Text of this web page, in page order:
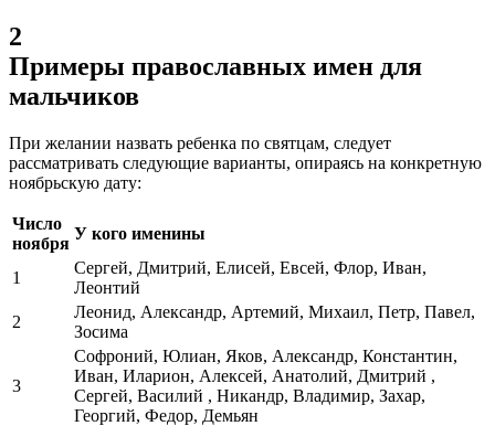
2
Примеры православных имен для
мальчиков
При желании назвать ребенка по святцам, следует
рассматривать следующие варианты, опираясь на конкретную
ноябрьскую дату:
Число
ноября
У кого именины
1
Сергей, Дмитрий, Елисей, Евсей, Флор, Иван,
Леонтий
2
Леонид, Александр, Артемий, Михаил, Петр, Павел,
Зосима
3
Софроний, Юлиан, Яков, Александр, Константин,
Иван, Иларион, Алексей, Анатолий, Дмитрий ,
Сергей, Василий , Никандр, Владимир, Захар,
Георгий, Федор, Демьян